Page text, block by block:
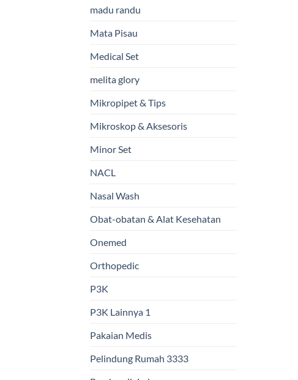
madu randu
Mata Pisau
Medical Set
melita glory
Mikropipet & Tips
Mikroskop & Aksesoris
Minor Set
NACL
Nasal Wash
Obat-obatan & Alat Kesehatan
Onemed
Orthopedic
P3K
P3K Lainnya 1
Pakaian Medis
Pelindung Rumah 3333